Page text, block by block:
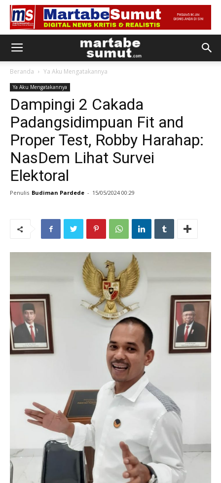
Beranda Ya Aku Mengatakannya
Ya Aku Mengatakannya
Dampingi 2 Cakada
Padangsidimpuan Fit and
Proper Test, Robby Harahap:
NasDem Lihat Survei
Elektoral
Penulis Budiman Pardede - 15/05/2024 00:29